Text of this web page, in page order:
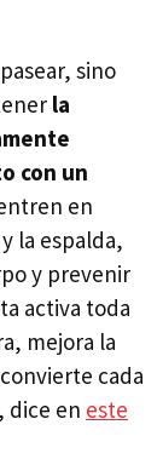
sino
la
con un
en
la espalda,
y prevenir
activa toda
mejora la
cada
dice en este